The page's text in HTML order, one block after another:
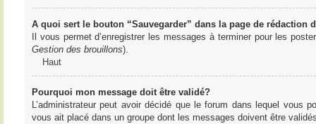
A quoi sert le bouton “Sauvegarder” dans la page de rédaction
Il vous permet d’enregistrer les messages à terminer pour les
Gestion des brouillons).
Haut
Pourquoi mon message doit être validé?
L’administrateur peut avoir décidé que le forum dans lequel vous
vous ait placé dans un groupe dont les messages doivent être